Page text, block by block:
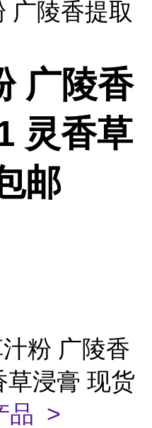
广陵香提取
广陵香
灵香草
邮
粉 广陵香
草浸膏 现货
品 >